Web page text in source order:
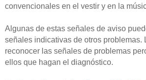
convencionales en el vestir y en la
Algunas de estas señales de aviso
señales indicativas de otros problemas.
reconocer las señales de problemas
ellos que hagan el diagnóstico.